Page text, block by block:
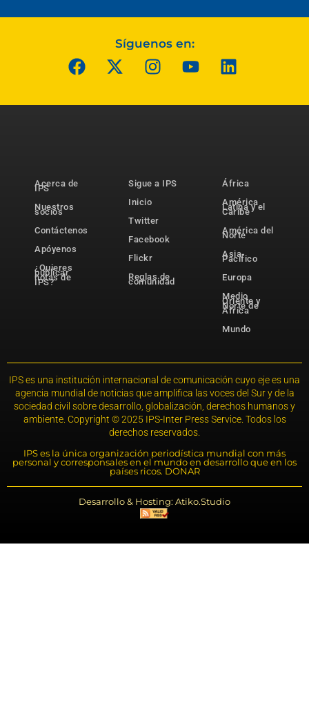
Síguenos en:
Acerca de
IPS
Nuestros
socios
Contáctenos
Apóyenos
¿Quieres
publicar
notas de
IPS?
Sigue a IPS
Inicio
Twitter
Facebook
Flickr
Reglas de
comunidad
África
América
Latina y el
Caribe
América del
Norte
Asia-
Pacífico
Europa
Medio
Oriente y
Norte de
África
Mundo
IPS es una institución internacional de comunicación cuyo eje es una
agencia mundial de noticias que amplifica las voces del Sur y de la
sociedad civil sobre desarrollo, globalización, derechos humanos y
ambiente. Copyright © 2025 IPS-Inter Press Service. Todos los
derechos reservados.
IPS es la única organización periodística mundial con más
personal y corresponsales en el mundo en desarrollo que en los
países ricos. DONAR
Desarrollo & Hosting: Atiko.Studio